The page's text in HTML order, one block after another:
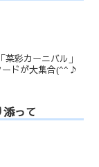
彩カーニバル」
ードが大集合(^^♪
って